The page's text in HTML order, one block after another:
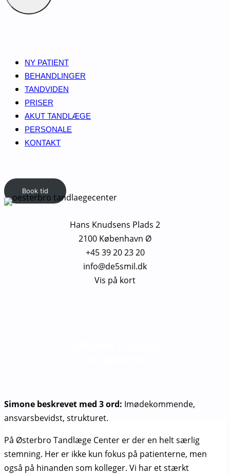
NY PATIENT
BEHANDLINGER
TANDVIDEN
PRISER
AKUT TANDLÆGE
PERSONALE
KONTAKT
Book tid
Hans Knudsens Plads 2
2100 København Ø
+45 39 20 23 20
info@de5smil.dk
Vis på kort
Simone beskrevet med 3 ord: Imødekommende,
ansvarsbevidst, strukturet.
På Østerbro Tandlæge Center er der en helt særlig
stemning. Her er ikke kun fokus på patienterne, men
også på hinanden som kolleger. Vi har et stærkt